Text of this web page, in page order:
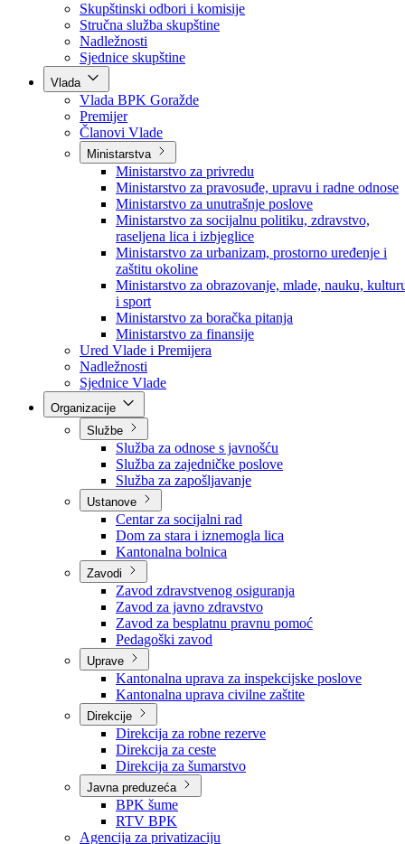
Poslanici po strankama
Poslanici po klubovima naroda
Kolegij skupštine
Skupštinski odbori i komisije
Stručna služba skupštine
Nadležnosti
Sjednice skupštine
Vlada
Vlada BPK Goražde
Premijer
Članovi Vlade
Ministarstva
Ministarstvo za privredu
Ministarstvo za pravosuđe, upravu i radne odnose
Ministarstvo za unutrašnje poslove
Ministarstvo za socijalnu politiku, zdravstvo,
raseljena lica i izbjeglice
Ministarstvo za urbanizam, prostorno uređenje i
zaštitu okoline
Ministarstvo za obrazovanje, mlade, nauku,
i sport
Ministarstvo za boračka pitanja
Ministarstvo za finansije
Ured Vlade i Premijera
Nadležnosti
Sjednice Vlade
Službe
Služba za odnose s javnošću
Služba za zajedničke poslove
Služba za zapošljavanje
Ustanove
Centar za socijalni rad
Dom za stara i iznemogla lica
Kantonalna bolnica
Zavodi
Zavod zdravstvenog osiguranja
Zavod za javno zdravstvo
Zavod za besplatnu pravnu pomoć
Pedagoški zavod
Uprave
Kantonalna uprava za inspekcijske poslove
Kantonalna uprava civilne zaštite
Direkcije
Direkcija za robne rezerve
Direkcija za ceste
Direkcija za šumarstvo
Javna preduzeća